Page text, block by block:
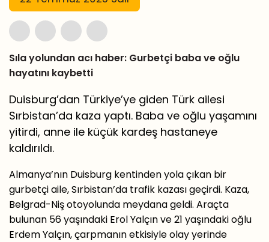
Sıla yolundan acı haber: Gurbetçi baba ve oğlu
hayatını kaybetti
Duisburg’dan Türkiye’ye giden Türk ailesi
Sırbistan’da kaza yaptı. Baba ve oğlu yaşamını
yitirdi, anne ile küçük kardeş hastaneye
kaldırıldı.
Almanya’nın Duisburg kentinden yola çıkan bir
gurbetçi aile, Sırbistan’da trafik kazası geçirdi. Kaza,
Belgrad-Niş otoyolunda meydana geldi. Araçta
bulunan 56 yaşındaki Erol Yalçın ve 21 yaşındaki oğlu
Erdem Yalçın, çarpmanın etkisiyle olay yerinde